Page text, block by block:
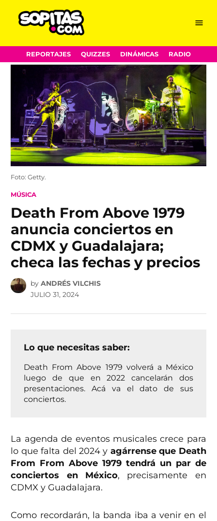
Skip
to
content
Menu
REPORTAJES QUIZZES DINÁMICAS RADIO
Foto: Getty.
POSTED
MÚSICA
Death From Above 1979
anuncia conciertos en
CDMX y Guadalajara;
checa las fechas y precios
by ANDRÉS VILCHIS
JULIO 31, 2024
Lo que necesitas saber:
Death From Above 1979 volverá a México
luego de que en 2022 cancelarán dos
presentaciones. Acá va el dato de sus
conciertos.
La agenda de eventos musicales crece para
lo que falta del 2024 y agárrense que Death
From From Above 1979 tendrá un par de
conciertos en México, precisamente en
CDMX y Guadalajara.
Como recordarán, la banda iba a venir en el